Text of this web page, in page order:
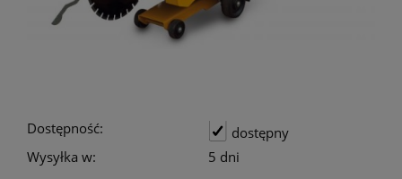
Dostępność:
dostępny
Wysyłka w:
5 dni